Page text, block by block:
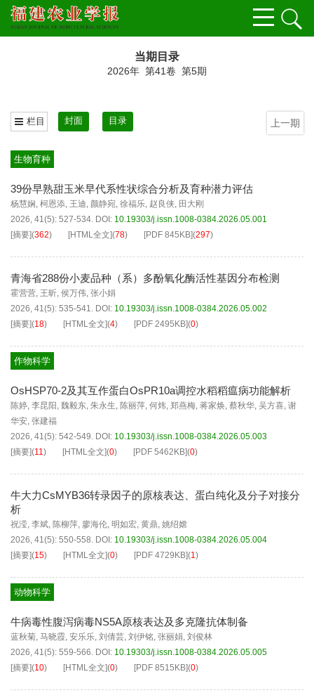
当期目录
2026年 第41卷 第5期
上一期
栏目 封面 目录
生物育种
39份早熟甜玉米早代系性状综合分析及育种潜力评估
杨慧娴, 柯恩添, 王迪, 颜静宛, 徐福乐, 赵良侠, 田大刚
2026, 41(5): 527-534. DOI: 10.19303/j.issn.1008-0384.2026.05.001
[摘要](362) [HTML全文](78) [PDF 845KB](297)
青海省288份小麦品种（系）多酚氧化酶活性基因分布检测
霍营营, 王昕, 侯万伟, 张小娟
2026, 41(5): 535-541. DOI: 10.19303/j.issn.1008-0384.2026.05.002
[摘要](18) [HTML全文](4) [PDF 2495KB](0)
作物科学
OsHSP70-2及其互作蛋白OsPR10a调控水稻稻瘟病功能解析
陈婷, 李昆阳 , 魏毅东, 朱永生, 陈丽萍, 何炜, 郑燕梅, 蒋家焕, 蔡秋华, 吴方喜, 谢
华安, 张建福
2026, 41(5): 542-549. DOI: 10.19303/j.issn.1008-0384.2026.05.003
[摘要](11) [HTML全文](0) [PDF 5462KB](0)
牛大力CsMYB36转录因子的原核表达、蛋白纯化及分子对接分
析
祝滢, 李斌, 陈柳萍, 廖海伦, 明如宏, 黄鼎, 姚绍嫦
2026, 41(5): 550-558. DOI: 10.19303/j.issn.1008-0384.2026.05.004
[摘要](15) [HTML全文](0) [PDF 4729KB](1)
动物科学
牛病毒性腹泻病毒NS5A原核表达及多克隆抗体制备
蓝秋菊, 马晓霞, 安乐乐, 刘倩芸, 刘伊铭, 张丽娟, 刘俊林
2026, 41(5): 559-566. DOI: 10.19303/j.issn.1008-0384.2026.05.005
[摘要](10) [HTML全文](0) [PDF 8515KB](0)